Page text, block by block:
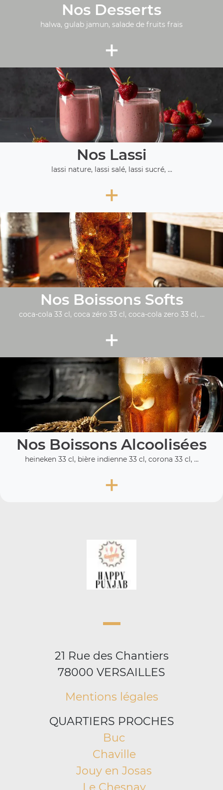
Nos Desserts
halwa, gulab jamun, salade de fruits frais
+
Nos Lassi
lassi nature, lassi salé, lassi sucré, ...
+
Nos Boissons Softs
coca-cola 33 cl, coca zéro 33 cl, coca-cola zero 33 cl, ...
+
Nos Boissons Alcoolisées
heineken 33 cl, bière indienne 33 cl, corona 33 cl, ...
+
21 Rue des Chantiers
78000 VERSAILLES
Mentions légales
QUARTIERS PROCHES
Buc
Chaville
Jouy en Josas
Le Chesnay